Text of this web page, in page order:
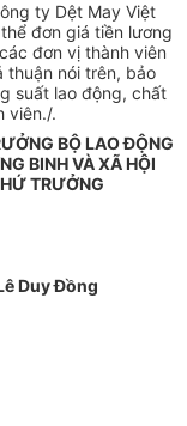
ty Dệt May Việt
đơn giá tiền lương
đơn vị thành viên
thuận nói trên, bảo
suất lao động, chất
viên./.
BỘ LAO ĐỘNG
BINH VÀ XÃ HỘI
TRƯỞNG
Duy Đồng